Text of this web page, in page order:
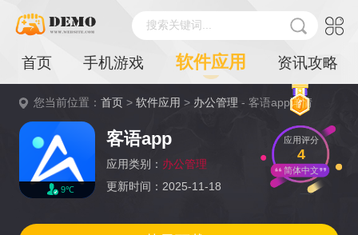
搜索关键词...
首页 手机游戏 软件应用 资讯攻略
您当前位置：首页 >软件应用 > 办公管理 - 客语app详情
9℃
客语app
应用类别： 办公管理
更新时间：2025-11-18
应用评分
4
简体中文